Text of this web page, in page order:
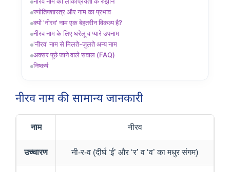
ज्योतिषशास्त्र और नाम का प्रभाव
क्यों 'नीरव' नाम एक बेहतरीन विकल्प है?
नीरव नाम के लिए घरेलू व प्यारे उपनाम
'नीरव' नाम से मिलते-जुलते अन्य नाम
अक्सर पूछे जाने वाले सवाल (FAQ)
निष्कर्ष
नीरव नाम की सामान्य जानकारी
नाम नीरव
उच्चारण नी-र-व (दीर्घ ‘ई’ और ‘र’ व ‘व’ का मधुर संगम)